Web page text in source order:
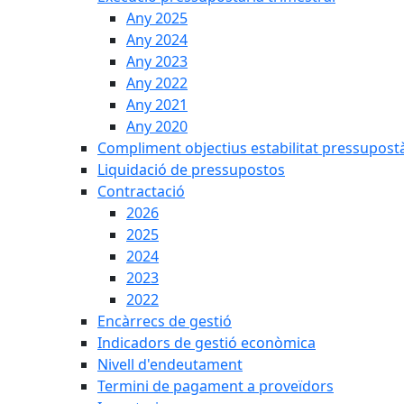
Any 2025
Any 2024
Any 2023
Any 2022
Any 2021
Any 2020
Compliment objectius estabilitat
Liquidació de pressupostos
Contractació
2026
2025
2024
2023
2022
Encàrrecs de gestió
Indicadors de gestió econòmica
Nivell d'endeutament
Termini de pagament a proveïdors